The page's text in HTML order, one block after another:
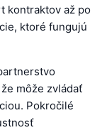
kontraktov až po
ktoré fungujú
môže zvládať
Pokročilé